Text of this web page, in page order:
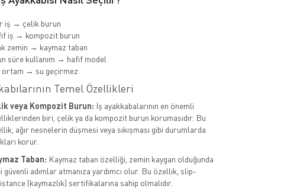
iş → çelik burun
iş → kompozit burun
zemin → kaymaz taban
süre kullanım → hafif model
ortam → su geçirmez
Temel Özellikleri
veya Kompozit Burun: İş ayakkabalarının en önemli
biri, çelik ya da kompozit burun korumasıdır. Bu
ağır nesnelerin düşmesi veya sıkışması gibi durumlarda
korur.
Taban: Kaymaz taban özelliği, zemin kaygan olduğunda
güvenli adımlar atmanıza yardımcı olur. Bu özellik, slip-
(kaymazlık) sertifikalarına sahip olmalıdır.